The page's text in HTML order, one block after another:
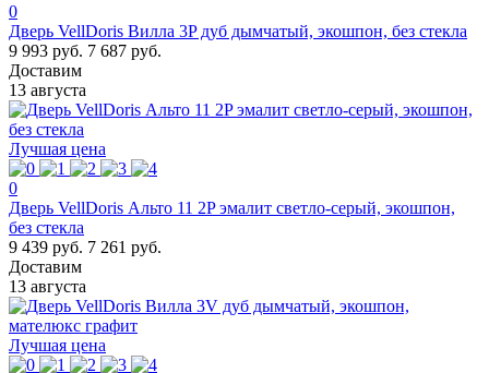
0
Дверь VellDoris Вилла 3P дуб дымчатый, экошпон, без стекла
9 993 руб. 7 687 руб.
Доставим
13 августа
Лучшая цена
0
Дверь VellDoris Альто 11 2P эмалит светло-серый, экошпон,
без стекла
9 439 руб. 7 261 руб.
Доставим
13 августа
Лучшая цена